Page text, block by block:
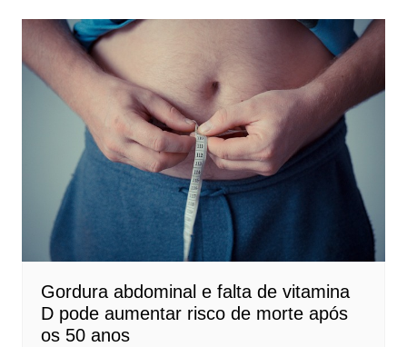
Gordura abdominal e falta de vitamina
D pode aumentar risco de morte após
os 50 anos